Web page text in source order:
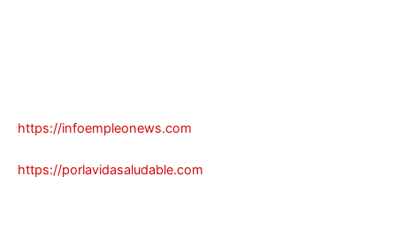
https://infoempleonews.com
https://porlavidasaludable.com